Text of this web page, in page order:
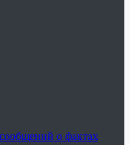
о фактах